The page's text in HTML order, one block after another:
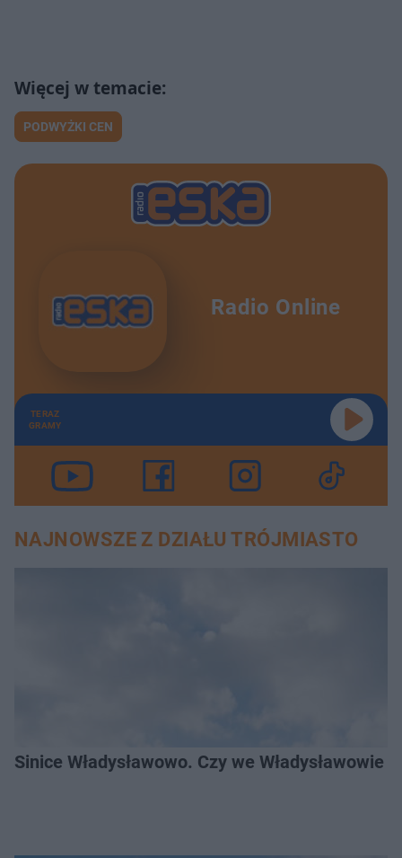
PODWYŻKI CEN
Radio Online
TERAZ
GRAMY
NAJNOWSZE Z DZIAŁU TRÓJMIASTO
Sinice Władysławowo. Czy we